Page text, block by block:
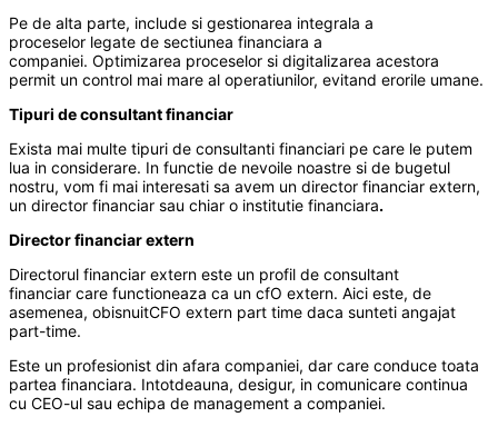
Pe de alta parte, include si gestionarea integrala a
proceselor legate de sectiunea financiara a
companiei. Optimizarea proceselor si digitalizarea acestora
permit un control mai mare al operatiunilor, evitand erorile umane.
Tipuri de consultant financiar
Exista mai multe tipuri de consultanti financiari pe care le putem
lua in considerare. In functie de nevoile noastre si de bugetul
nostru, vom fi mai interesati sa avem un director financiar extern,
un director financiar sau chiar o institutie financiara.
Director financiar extern
Directorul financiar extern este un profil de consultant
financiar care functioneaza ca un cfO extern. Aici este, de
asemenea, obisnuitCFO extern part time daca sunteti angajat
part-time.
Este un profesionist din afara companiei, dar care conduce toata
partea financiara. Intotdeauna, desigur, in comunicare continua
cu CEO-ul sau echipa de management a companiei.